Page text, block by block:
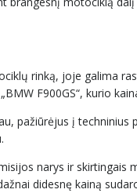
rinką, joje galima
F900GS“, kurio
pažiūrėjus į
narys ir
didesnę kainą